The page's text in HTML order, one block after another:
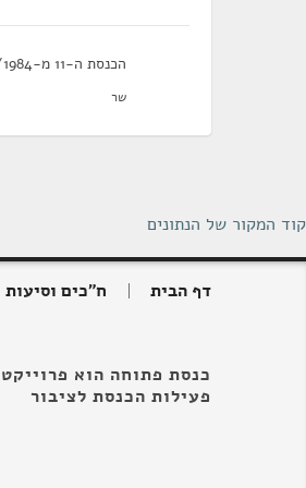
הכנסת ה-11 מ-13/09/1984 עד 20/10/1986
שר
קוד המקור של הנתונים
דף הבית ח"כים וסיעות
כנסת פתוחה הוא
פעילות הכנסת לציבור